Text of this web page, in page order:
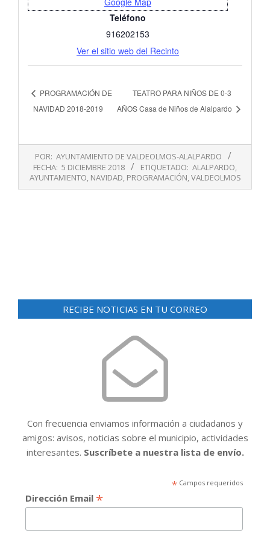
Teléfono
916202153
Ver el sitio web del Recinto
PROGRAMACIÓN DE
NAVIDAD 2018-2019
TEATRO PARA NIÑOS DE 0-3
AÑOS Casa de Niños de Alalpardo
POR: AYUNTAMIENTO DE VALDEOLMOS-ALALPARDO
FECHA: 5 DICIEMBRE 2018 ETIQUETADO: ALALPARDO,
AYUNTAMIENTO, NAVIDAD, PROGRAMACIÓN,VALDEOLMOS
RECIBE NOTICIAS EN TU CORREO
Con frecuencia enviamos información a ciudadanos y
amigos: avisos, noticias sobre el municipio, actividades
interesantes. Suscríbete a nuestra lista de envío.
*Campos requeridos
Dirección Email *